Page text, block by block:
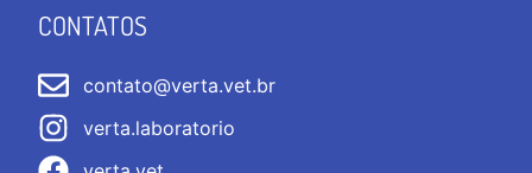
CONTATOS
contato@verta.vet.br
verta.laboratorio